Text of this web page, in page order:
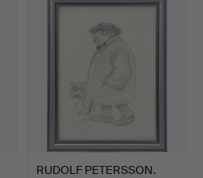
RUDOLF PETERSSON.